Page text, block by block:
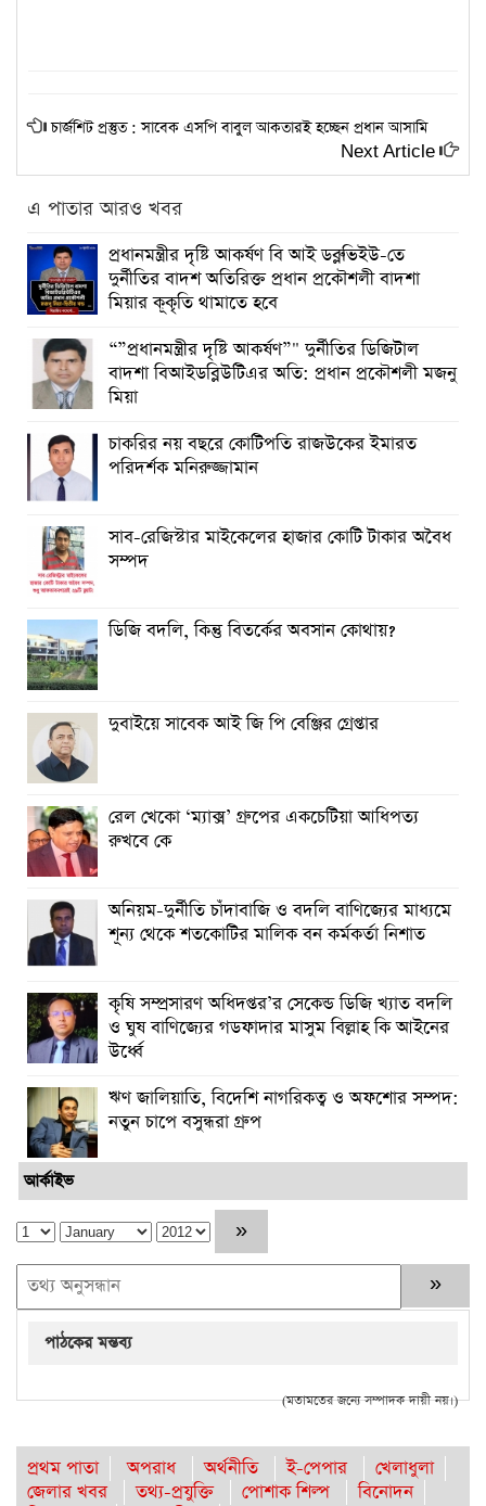
চার্জশিট প্রস্তুত : সাবেক এসপি বাবুল আকতারই হচ্ছেন প্রধান আসামি
Next Article
এ পাতার আরও খবর
প্রধানমন্ত্রীর দৃষ্টি আকর্ষণ বি আই ডব্লুভিইউ-তে
দুর্নীতির বাদশ অতিরিক্ত প্রধান প্রকৌশলী বাদশা
মিয়ার কূকৃতি থামাতে হবে
“”প্রধানমন্ত্রীর দৃষ্টি আকর্ষণ”" দুর্নীতির ডিজিটাল
বাদশা বিআইডব্লিউটিএর অতি: প্রধান প্রকৌশলী মজনু
মিয়া
চাকরির নয় বছরে কোটিপতি রাজউকের ইমারত
পরিদর্শক মনিরুজ্জামান
সাব-রেজিস্টার মাইকেলের হাজার কোটি টাকার অবৈধ
সম্পদ
ডিজি বদলি, কিন্তু বিতর্কের অবসান কোথায়?
দুবাইয়ে সাবেক আই জি পি বেঞ্জির গ্রেপ্তার
রেল খেকো ‘ম্যাক্স’ গ্রুপের একচেটিয়া আধিপত্য
রুখবে কে
অনিয়ম-দুর্নীতি চাঁদাবাজি ও বদলি বাণিজ্যের মাধ্যমে
শূন্য থেকে শতকোটির মালিক বন কর্মকর্তা নিশাত
কৃষি সম্প্রসারণ অধিদপ্তর’র সেকেন্ড ডিজি খ্যাত বদলি
ও ঘুষ বাণিজ্যের গডফাদার মাসুম বিল্লাহ কি আইনের
উর্ধ্বে
ঋণ জালিয়াতি, বিদেশি নাগরিকত্ব ও অফশোর সম্পদ:
নতুন চাপে বসুন্ধরা গ্রুপ
আর্কাইভ
পাঠকের মন্তব্য
(মতামতের জন্যে সম্পাদক দায়ী নয়।)
প্রথম পাতা অপরাধ অর্থনীতি ই-পেপার
খেলাধুলা
জেলার খবর
তথ্য-প্রযুক্তি পোশাক শিল্প
বিনোদন